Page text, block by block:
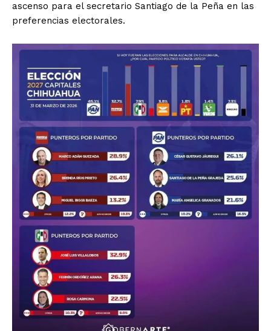
ascenso para el secretario Santiago de la Peña en las
preferencias electorales.